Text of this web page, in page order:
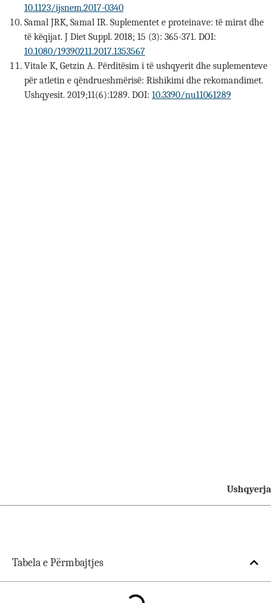
10.1123/ijsnem.2017-0340
Samal JRK, Samal IR. Suplementet e proteinave: të mirat dhe
të këqijat. J Diet Suppl. 2018; 15 (3): 365-371. DOI:
10.1080/19390211.2017.1353567
Vitale K, Getzin A. Përditësim i të ushqyerit dhe suplementeve
për atletin e qëndrueshmërisë: Rishikimi dhe rekomandimet.
Ushqyesit. 2019;11(6):1289. DOI: 10.3390/nu11061289
Ushqyerja
Tabela e Përmbajtjes